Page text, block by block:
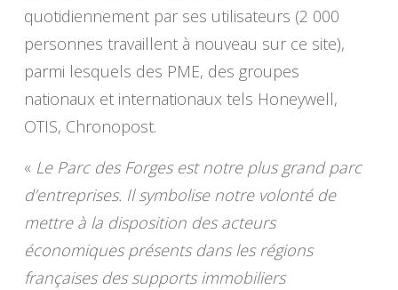
quotidiennement par ses utilisateurs (2 000
personnes travaillent à nouveau sur ce site),
parmi lesquels des PME, des groupes
nationaux et internationaux tels Honeywell,
OTIS, Chronopost.
« Le Parc des Forges est notre plus grand parc
d’entreprises. Il symbolise notre volonté de
mettre à la disposition des acteurs
économiques présents dans les régions
françaises des supports immobiliers